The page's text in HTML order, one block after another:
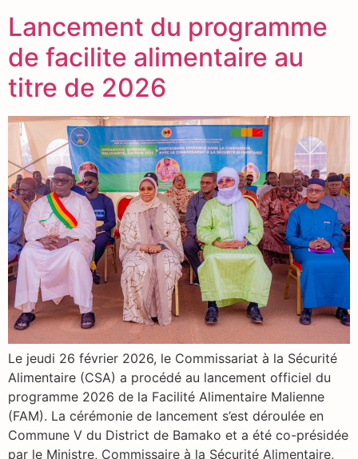
Lancement du programme
de facilite alimentaire au
titre de 2026
Le jeudi 26 février 2026, le Commissariat à la Sécurité
Alimentaire (CSA) a procédé au lancement officiel du
programme 2026 de la Facilité Alimentaire Malienne
(FAM). La cérémonie de lancement s’est déroulée en
Commune V du District de Bamako et a été co-présidée
par le Ministre, Commissaire à la Sécurité Alimentaire,